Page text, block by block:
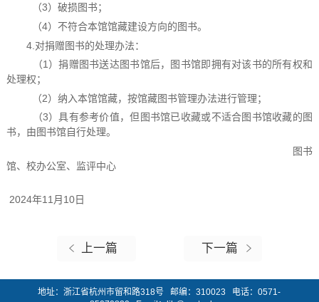
（3）破损图书；
（4）不符合本馆馆藏建设方向的图书。
4.对捐赠图书的处理办法：
（1）捐赠图书送达图书馆后，图书馆即拥有对该书的所有权和
处理权；
（2）纳入本馆馆藏，按馆藏图书管理办法进行管理；
（3）具有参考价值，但图书馆已收藏或不适合图书馆收藏的图
书，由图书馆自行处理。
图书
馆、校办公室、监评中心
2024年11月10日
上一篇 下一篇
地址：浙江省杭州市留和路318号 邮编：310023 电话：0571-